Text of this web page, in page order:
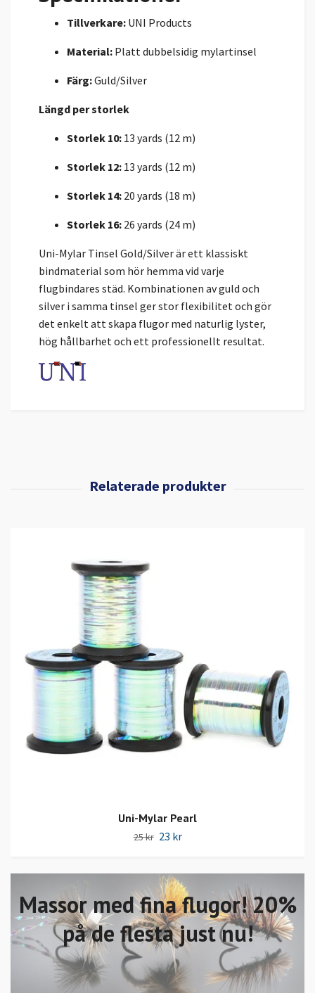
Massor med fina flugor! 20%
på de flesta just nu!
Tillverkare: UNI Products
Material: Platt dubbelsidig mylartinsel
Färg:Guld/Silver
Längd per storlek
Storlek 10: 13 yards (12 m)
Storlek 12: 13 yards (12 m)
Storlek 14: 20 yards (18 m)
Storlek 16: 26 yards (24 m)
Uni-Mylar Tinsel Gold/Silver är ett klassiskt
bindmaterial som hör hemma vid varje
flugbindares städ. Kombinationen av guld och
silver i samma tinsel ger stor flexibilitet och gör
det enkelt att skapa flugor med naturlig lyster,
hög hållbarhet och ett professionellt resultat.
Uni-Mylar Pearl
25 kr 23 kr